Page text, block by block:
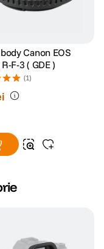
Canon EOS
F-3 ( GDE )
(1)